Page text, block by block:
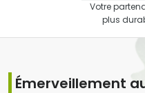
Votre
plus
Émerveillement